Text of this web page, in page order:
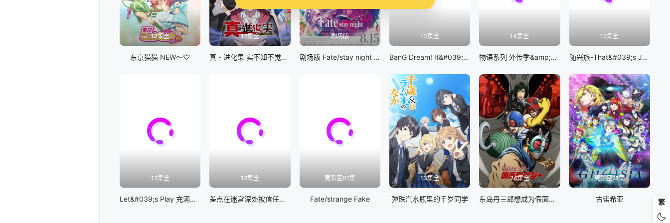
12集全
东京猫猫 NEW～♡
12集全
真・进化果 实不知不觉踏上胜利的人生
剧场版
剧场版 Fate/stay night [Heaven&#039;s Feel] III.spring song
13集全
BanG Dream! It&#039;s MyGO!!!!!
14集全
物语系列 外传季&amp;怪物季
12集全
随兴旅-That&#039;s Journey-
12集全
Let&#039;s Play 充满挑战的人生
12集全
差点在迷宫深处被信任的伙伴杀掉，但靠着天赐技能「无限扭蛋」获得等级9999的伙伴，我要向前队友和世界展开复仇&amp;「给他们好看！」
更新至01集
Fate/strange Fake
13集全
弹珠汽水瓶里的千岁同学
24集全
东岛丹三郎想成为假面骑士
更新至21集
古诺希亚 繁